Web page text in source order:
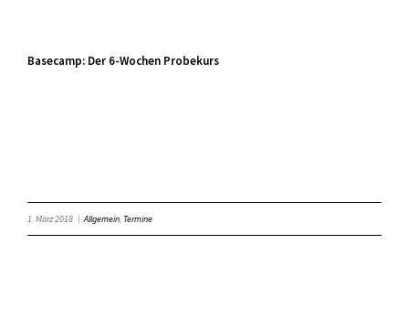
Basecamp: Der 6-Wochen Probekurs
1. März 2018 Allgemein, Termine